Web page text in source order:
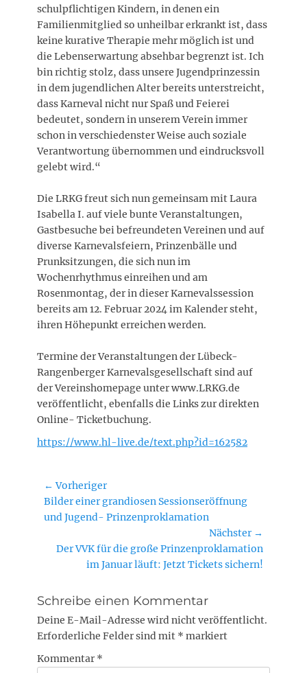
schulpflichtigen Kindern, in denen ein
Familienmitglied so unheilbar erkrankt ist, dass
keine kurative Therapie mehr möglich ist und
die Lebenserwartung absehbar begrenzt ist. Ich
bin richtig stolz, dass unsere Jugendprinzessin
in dem jugendlichen Alter bereits unterstreicht,
dass Karneval nicht nur Spaß und Feierei
bedeutet, sondern in unserem Verein immer
schon in verschiedenster Weise auch soziale
Verantwortung übernommen und eindrucksvoll
gelebt wird.“
Die LRKG freut sich nun gemeinsam mit Laura
Isabella I. auf viele bunte Veranstaltungen,
Gastbesuche bei befreundeten Vereinen und auf
diverse Karnevalsfeiern, Prinzenbälle und
Prunksitzungen, die sich nun im
Wochenrhythmus einreihen und am
Rosenmontag, der in dieser Karnevalssession
bereits am 12. Februar 2024 im Kalender steht,
ihren Höhepunkt erreichen werden.
Termine der Veranstaltungen der Lübeck-
Rangenberger Karnevalsgesellschaft sind auf
der Vereinshomepage unter www.LRKG.de
veröffentlicht, ebenfalls die Links zur direkten
Online- Ticketbuchung.
https://www.hl-live.de/text.php?id=162582
Beitragsnavigation
← Vorheriger
Vorheriger
Beitrag:
Bilder einer grandiosen Sessionseröffnung
und Jugend- Prinzenproklamation
Nächster →
Nächster
Der VVK für die große Prinzenproklamation
im Januar läuft: Jetzt Tickets sichern!
Schreibe einen Kommentar
Deine E-Mail-Adresse wird nicht veröffentlicht.
Erforderliche Felder sind mit * markiert
Kommentar *